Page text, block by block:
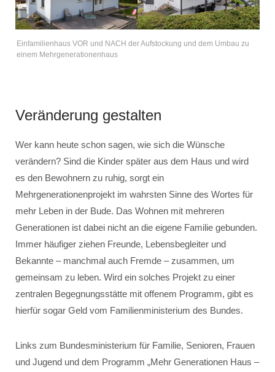
Einfamilienhaus VOR und NACH der Aufstockung und dem Umbau zu
einem Mehrgenerationenhaus
Veränderung gestalten
Wer kann heute schon sagen, wie sich die Wünsche
verändern? Sind die Kinder später aus dem Haus und wird
es den Bewohnern zu ruhig, sorgt ein
Mehrgenerationenprojekt im wahrsten Sinne des Wortes für
mehr Leben in der Bude. Das Wohnen mit mehreren
Generationen ist dabei nicht an die eigene Familie gebunden.
Immer häufiger ziehen Freunde, Lebensbegleiter und
Bekannte – manchmal auch Fremde – zusammen, um
gemeinsam zu leben. Wird ein solches Projekt zu einer
zentralen Begegnungsstätte mit offenem Programm, gibt es
hierfür sogar Geld vom Familienministerium des Bundes.
Links zum Bundesministerium für Familie, Senioren, Frauen
und Jugend und dem Programm „Mehr Generationen Haus –